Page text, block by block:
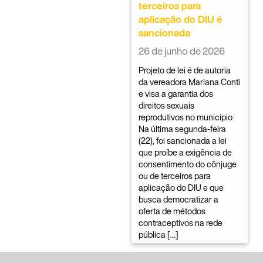
terceiros para
aplicação do DIU é
sancionada
26 de junho de 2026
Projeto de lei é de autoria
da vereadora Mariana Conti
e visa a garantia dos
direitos sexuais
reprodutivos no município
Na última segunda-feira
(22), foi sancionada a lei
que proíbe a exigência de
consentimento do cônjuge
ou de terceiros para
aplicação do DIU e que
busca democratizar a
oferta de métodos
contraceptivos na rede
pública […]